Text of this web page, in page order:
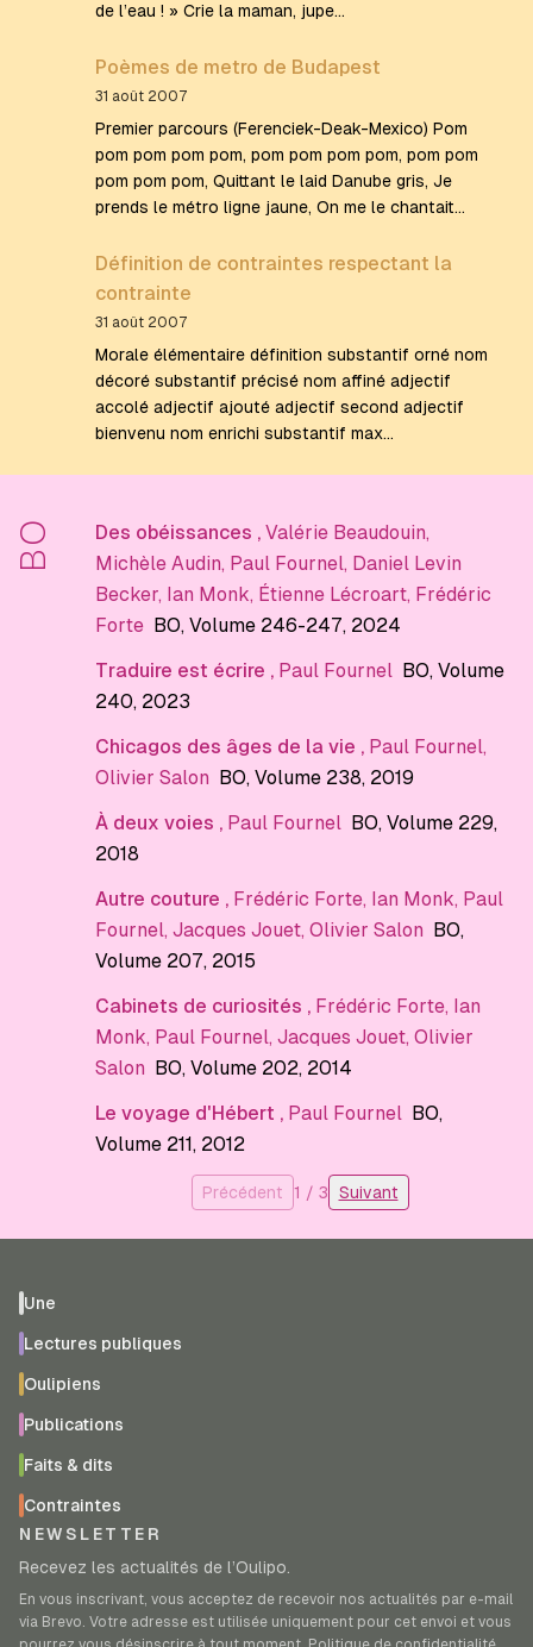
de l’eau ! » Crie la maman, jupe…
Poèmes de metro de Budapest
31 août 2007
Premier parcours (Ferenciek-Deak-Mexico) Pom
pom pom pom pom, pom pom pom pom, pom pom
pom pom pom, Quittant le laid Danube gris, Je
prends le métro ligne jaune, On me le chantait…
Définition de contraintes respectant la
contrainte
31 août 2007
Morale élémentaire définition substantif orné nom
décoré substantif précisé nom affiné adjectif
accolé adjectif ajouté adjectif second adjectif
bienvenu nom enrichi substantif max…
BO Des obéissances , Valérie Beaudouin,
Michèle Audin, Paul Fournel, Daniel Levin
Becker, Ian Monk, Étienne Lécroart, Frédéric
Forte BO, Volume 246-247, 2024
Traduire est écrire , Paul Fournel BO, Volume
240, 2023
Chicagos des âges de la vie , Paul Fournel,
Olivier Salon BO, Volume 238, 2019
À deux voies , Paul Fournel BO, Volume 229,
2018
Autre couture , Frédéric Forte, Ian Monk, Paul
Fournel, Jacques Jouet, Olivier Salon BO,
Volume 207, 2015
Cabinets de curiosités , Frédéric Forte, Ian
Monk, Paul Fournel, Jacques Jouet, Olivier
Salon BO, Volume 202, 2014
Le voyage d'Hébert , Paul Fournel BO,
Volume 211, 2012
Précédent 1 / 3 Suivant
Une
Lectures publiques
Oulipiens
Publications
Faits & dits
Contraintes
NEWSLETTER
Recevez les actualités de l’Oulipo.
En vous inscrivant, vous acceptez de recevoir nos actualités par e-mail
via Brevo. Votre adresse est utilisée uniquement pour cet envoi et vous